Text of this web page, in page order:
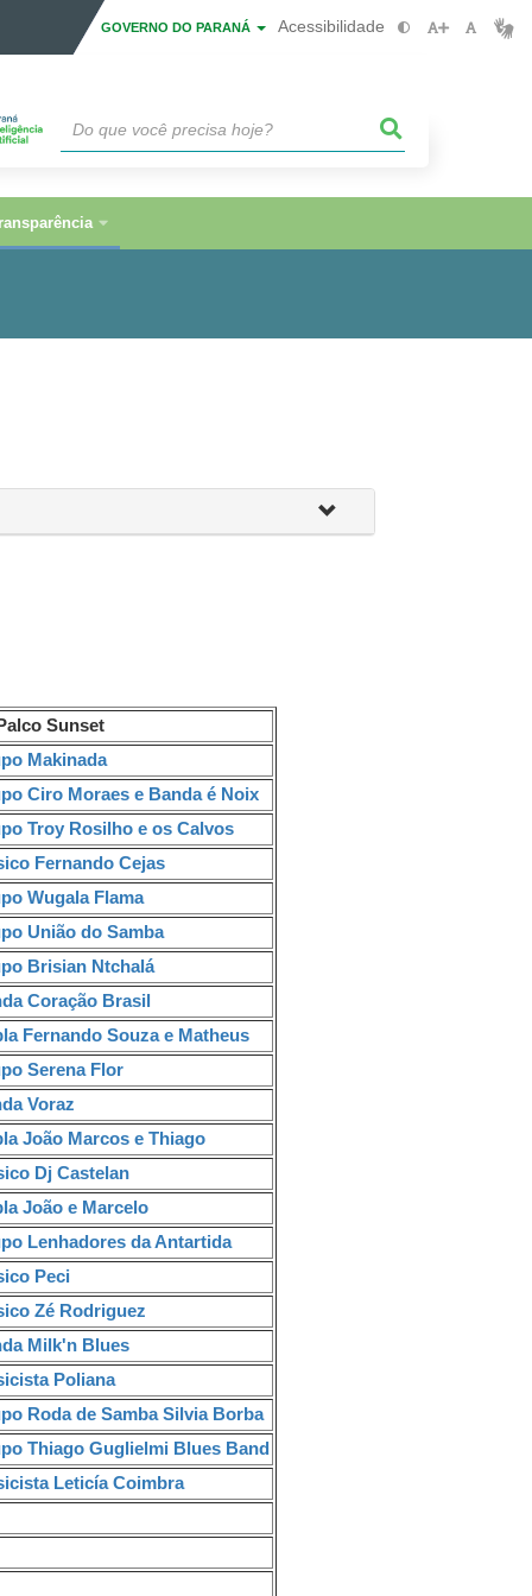
GOVERNO DO PARANÁ Acessibilidade
Sunset
Makinada
Ciro Moraes e Banda é Noix
Troy Rosilho e os Calvos
Fernando Cejas
Wugala Flama
União do Samba
Brisian Ntchalá
Coração Brasil
Fernando Souza e Matheus
Serena Flor
Voraz
João Marcos e Thiago
Dj Castelan
João e Marcelo
Lenhadores da Antartida
Peci
Zé Rodriguez
Milk'n Blues
Poliana
Roda de Samba Silvia Borba
Thiago Guglielmi Blues Band
Leticía Coimbra